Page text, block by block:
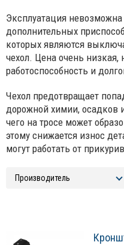
Эксплуатация
дополнительных
которых являются
чехол. Цена очень низкая,
работоспособность и
Чехол предотвращает
дорожной химии, осадков
чего на тросе может
этому снижается износ
могут работать от